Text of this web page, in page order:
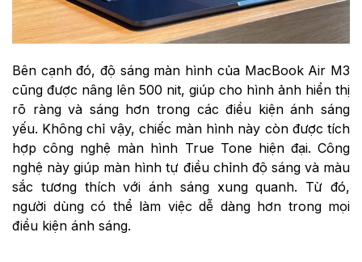
Bên cạnh đó, độ sáng màn hình của MacBook Air M3
cũng được nâng lên 500 nit, giúp cho hình ảnh hiển thị
rõ ràng và sáng hơn trong các điều kiện ánh sáng
yếu. Không chỉ vậy, chiếc màn hình này còn được tích
hợp công nghệ màn hình True Tone hiện đại. Công
nghệ này giúp màn hình tự điều chỉnh độ sáng và màu
sắc tương thích với ánh sáng xung quanh. Từ đó,
người dùng có thể làm việc dễ dàng hơn trong mọi
điều kiện ánh sáng.